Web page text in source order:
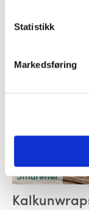
Statistikk
Markedsføring
Småretter